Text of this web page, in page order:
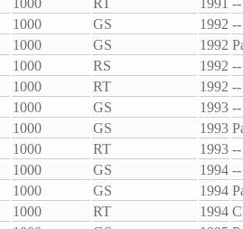
1000 GS 1992 --
1000 GS 1992
1000 RS 1992 --
1000 RT 1992 --
1000 GS 1993 --
1000 GS 1993
1000 RT 1993 --
1000 GS 1994 --
1000 GS 1994
1000 RT 1994